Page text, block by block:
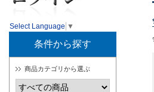
Select Language ▼
条件から探す
商品カテゴリから選ぶ